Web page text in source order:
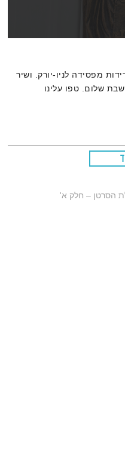
מפסידה לניו-יורק. ושיר
שלום. טפו עלינו
הסרטן – חלק א'